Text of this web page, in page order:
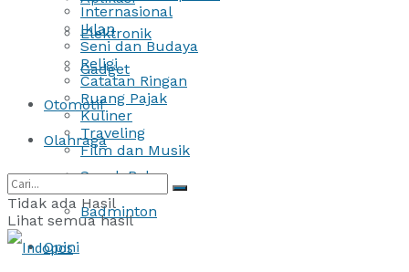
Elektronik
Gadget
Otomotif
Olahraga
Sepak Bola
Badminton
Opini
Internasional
Iklan
Seni dan Budaya
Religi
Catatan Ringan
Ruang Pajak
Kuliner
Traveling
Film dan Musik
Tidak ada Hasil
Lihat semua hasil